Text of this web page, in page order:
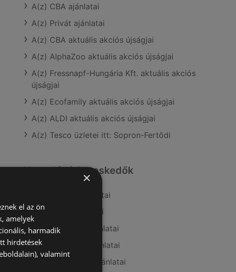
A(z) CBA ajánlatai
A(z) Privát ajánlatai
A(z) CBA aktuális akciós újságjai
A(z) AlphaZoo aktuális akciós újságjai
A(z) Fressnapf-Hungária Kft. aktuális akciós
újságjai
A(z) Ecofamily aktuális akciós újságjai
A(z) ALDI aktuális akciós újságjai
A(z) Tesco üzletei itt: Sopron-Fertődi
Hasonló kiskereskedők
A(z) Auchan ajánlatai
A(z) Coop ajánlatai
A(z) AlphaZoo ajánlatai
A(z) Ecofamily ajánlatai
A(z) Coop Tisza ajánlatai
×
el az ön
amelyek
harmadik
hirdetések
valamint